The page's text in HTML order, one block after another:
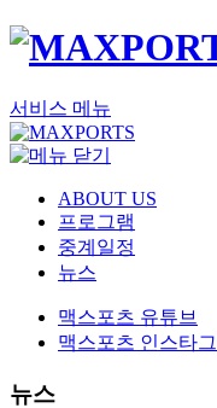
서비스 메뉴
ABOUT US
프로그램
중계일정
뉴스
맥스포츠 유튜브
맥스포츠 인스타
뉴스